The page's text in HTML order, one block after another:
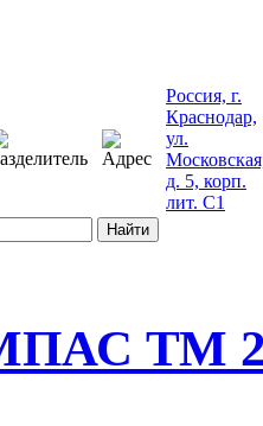
Россия, г.
Краснодар,
ул.
д. 5, корп.
лит. С1
Найти
ТМ